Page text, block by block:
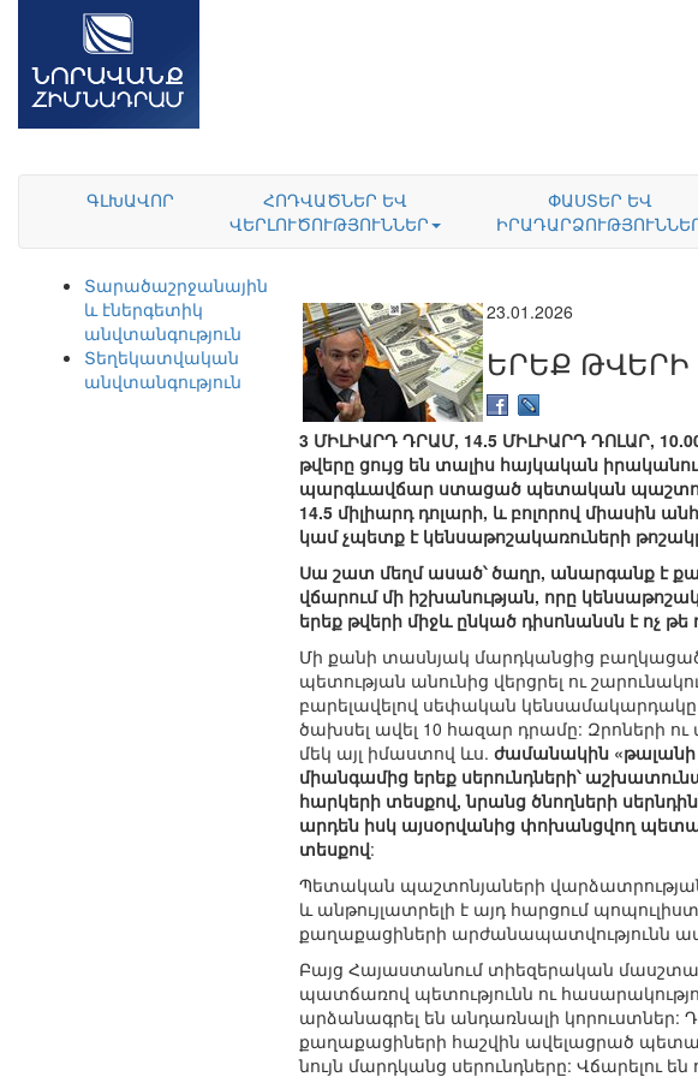
ԳԼԽԱՎՈՐ
ՀՈԴՎԱԾՆԵՐ ԵՎ
ՎԵՐԼՈՒԾՈՒԹՅՈՒՆՆԵՐ
ՓԱՍՏԵՐ ԵՎ
Տարածաշրջանային
և էներգետիկ
անվտանգություն
Տեղեկատվական
անվտանգություն
23.01.2026
ԵՐԵՔ ԹՎԵՐԻ
3 ՄԻԼԻԱՐԴ ԴՐԱՄ, 14.5 ՄԻԼԻԱՐԴ ԴՈԼԱՐ,
թվերը ցույց են տալիս հայկական
պարգևավճար ստացած պետական
14.5 միլիարդ դոլարի, և բոլորով միասին
կամ չպետք է կենսաթոշակառուների
Սա շատ մեղմ ասած՝ ծաղր, անարգանք է
վճարում մի իշխանության, որը
երեք թվերի միջև ընկած դիսոնանսն է ոչ
Մի քանի տասնյակ մարդկանցից
պետության անունից վերցրել ու
բարելավելով սեփական
ծախսել ավել 10 հազար դրամը: Զրոների
մեկ այլ իմաստով ևս. ժամանակին «թալանի
միանգամից երեք սերունդների՝
հարկերի տեսքով, նրանց ծնողների
արդեն իսկ այսօրվանից փոխանցվող
տեսքով:
Պետական պաշտոնյաների
և անթույլատրելի է այդ հարցում
քաղաքացիների արժանապատվությունն
Բայց Հայաստանում տիեզերական
պատճառով պետությունն ու
արձանագրել են անդառնալի կորուստներ:
քաղաքացիների հաշվին ավելացրած
նույն մարդկանց սերունդները: Վճարելու